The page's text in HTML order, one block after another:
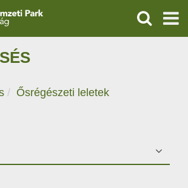
KERESÉS
Ősrégészeti leletek